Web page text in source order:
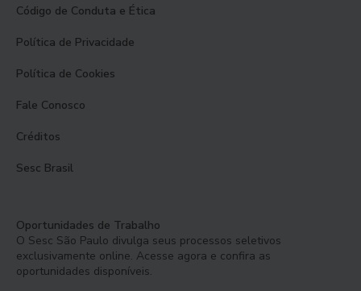
Código de Conduta e Ética
Política de Privacidade
Política de Cookies
Fale Conosco
Créditos
Sesc Brasil
Oportunidades de Trabalho
O Sesc São Paulo divulga seus processos seletivos
exclusivamente online. Acesse agora e confira as
oportunidades disponíveis.